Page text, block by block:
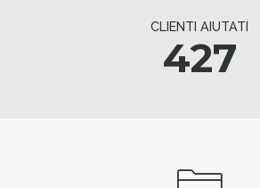
CLIENTI AIUTATI
427